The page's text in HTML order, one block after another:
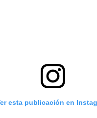
esta publicación en